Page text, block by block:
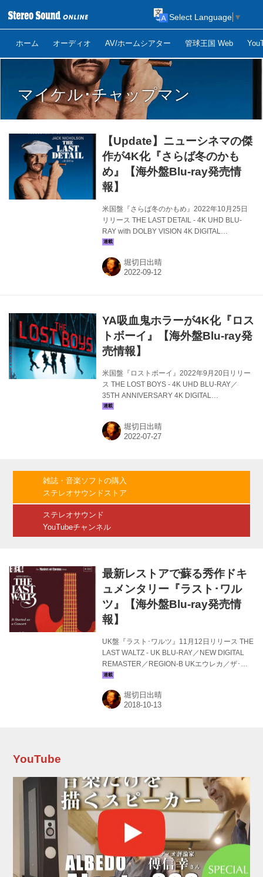
ホーム オーディオ AV/ホームシアター 管球王国 Web
Select Language ▼
マイケル･チャップマン
【Update】ニューシネマの傑
作が4K化『さらば冬のかも
め』【海外盤Blu-ray発売情
報】
米国盤『さらば冬のかもめ』2022年10月25日
リリース THE LAST DETAIL - 4K UHD BLU-
RAY with DOLBY VISION 4K DIGITAL
RESTORATION シャウト･ファクトリーから、
ル･アシュビー監督、『チャイナタウン』『カッ
コーの巣の上で』でブレイク前夜のジャック･ニ
4Kデジタルレストア／HDRグレード。ドルビー
ビジョンHDR採用。 『シンデレラ･リ...
堀切日出晴
YA吸血鬼ホラーが4K化『ロス
トボーイ』【海外盤Blu-ray発
売情報】
米国盤『ロストボーイ』2022年9月20日リリー
ス THE LOST BOYS - 4K UHD BLU-RAY／
35TH ANNIVERSARY 4K DIGITAL
RESTORATION ワーナーから、リチャード･ド
よるYA（ヤングアダルト）吸血鬼ホラー『ロス
トボーイ』（1987）の4K UHD BLU-RAYリリ
して来た兄弟が、凶悪なヴァンパイアの一団の
存在を知り、吸血鬼ハンターを名乗る漫画オタ
堀切日出晴
雑誌・音楽ソフトの購入
ステレオサウンドストア
ステレオサウンド
YouTubeチャンネル
最新レストアで蘇る秀作ドキ
ュメンタリー『ラスト･ワル
ツ』【海外盤Blu-ray発売情
報】
UK盤『ラスト･ワルツ』11月12日リリース THE
LAST WALTZ - UK BLU-RAY／NEW DIGITAL
REMASTER／REGION-B UKエウレカ／ザ･マ
スターズ･オブ･シネマ･シリーズから、長年に渡
の殿堂（The Rock and Roll Hall of Fame and
Museum）入りした "ザ･バンド" の解散コンサー
堀切日出晴
YouTube